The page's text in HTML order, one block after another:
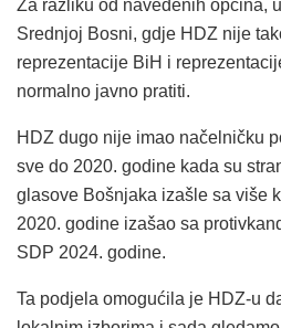
Za razliku od navedenih općina,
Srednjoj Bosni, gdje HDZ nije
reprezentacije BiH i
normalno javno pratiti.
HDZ dugo nije imao načelničku
sve do 2020. godine kada su
glasove Bošnjaka izašle sa više
2020. godine izašao sa
SDP 2024. godine.
Ta podjela omogućila je HDZ-u